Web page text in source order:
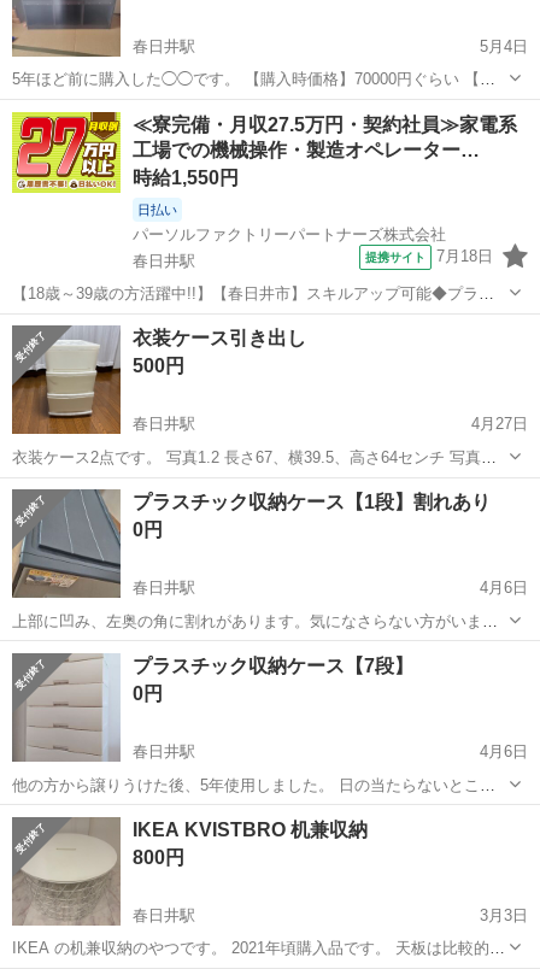
春日井駅
5月4日
5年ほど前に購入した◯◯です。 【購入時価格】70000円ぐらい 【サ
イズ】縦高さ：85cm、横：116cm、奥行き：40cm （大体です）
【傷などの状態】使用感あり。 【アピールポイント】DIYにピッタ
リ！ 工具いれるも...
愛知 名古屋市 春日井駅 収納家具 ケース
≪寮完備・月収27.5万円・契約社員≫家電系
工場での機械操作・製造オペレーター…
時給1,550円
日払い
パーソルファクトリーパートナーズ株式会社
春日井駅
提携サイト 7月18日
【18歳～39歳の方活躍中!!】【春日井市】スキルアップ可能◆プラス
チック部品製造◆寮費半額《B15-002159》 仕事内容 ～20代、30代活
躍中～ 換気扇などに使われるプラスチック部品（パーツ）の製造工程
ビーズ状の...
愛知 春日井市 春日井駅 その他
衣装ケース引き出し
500円
春日井駅
4月27日
衣装ケース2点です。 写真1.2 長さ67、横39.5、高さ64センチ 写真
3.4.5 長さ40.5、横60、高さ63センチ 横長引き出しは天板が木製、写
真5の通りです。 使い勝手には問題なく、引き出しは、スムーズに動
きま...
愛知 春日井市 春日井駅 収納家具 ケース
プラスチック収納ケース【1段】割れあり
0円
春日井駅
4月6日
上部に凹み、左奥の角に割れがあります。気になさらない方がいまし
たらお譲りします。 【サイズ】 幅：39cm 奥行：74cm 高さ：23cm
愛知 春日井市 春日井駅 収納家具 プラスチック
プラスチック収納ケース【7段】
0円
春日井駅
4月6日
他の方から譲りうけた後、5年使用しました。 日の当たらないところ
に置いていましたが、全体的に黄ばんでいるように思います。汚れも
ありますので、気になさらない方がいればお譲りします。 【サイズ】
幅：約75cm 奥行...
愛知 春日井市 収納家具 プラスチック
IKEA KVISTBRO 机兼収納
800円
春日井駅
3月3日
IKEA の机兼収納のやつです。 2021年頃購入品です。 天板は比較的綺